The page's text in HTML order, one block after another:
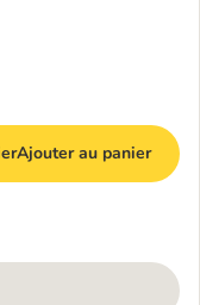
Ajouter au panier